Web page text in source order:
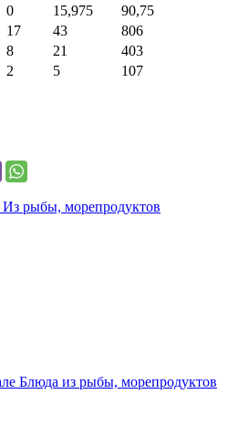
0 15,975
90,75
17 43
806
8 21
403
2 5 107
Из рыбы, морепродуктов
Блюда из рыбы, морепродуктов